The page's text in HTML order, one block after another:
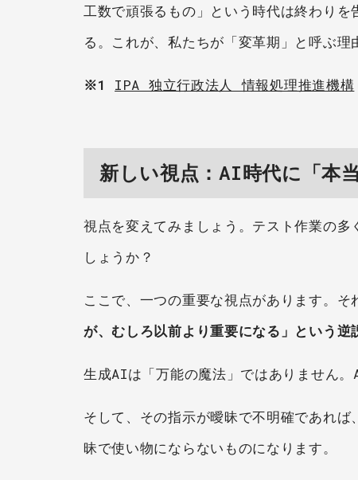
工数で頑張るもの」という時代は終わりを
る。これが、私たちが「変革期」と呼ぶ理
※1 IPA 独立行政法人 情報処理推進機構
新しい視点：AI時代に「本
視点を変えてみましょう。テスト作業の
しょうか？
ここで、一つの重要な視点があります。そ
が、むしろ以前より重要になる」という逆
生成AIは「万能の魔法」ではありません
そして、その指示が曖昧で不明確であれ
昧で使い物にならないものになります。